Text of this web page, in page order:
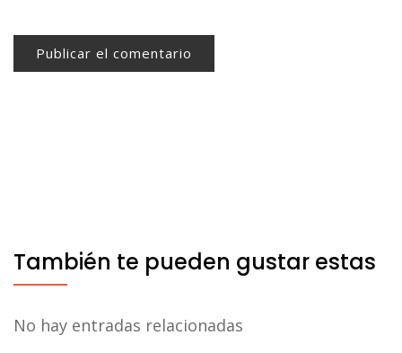
También te pueden gustar estas
No hay entradas relacionadas